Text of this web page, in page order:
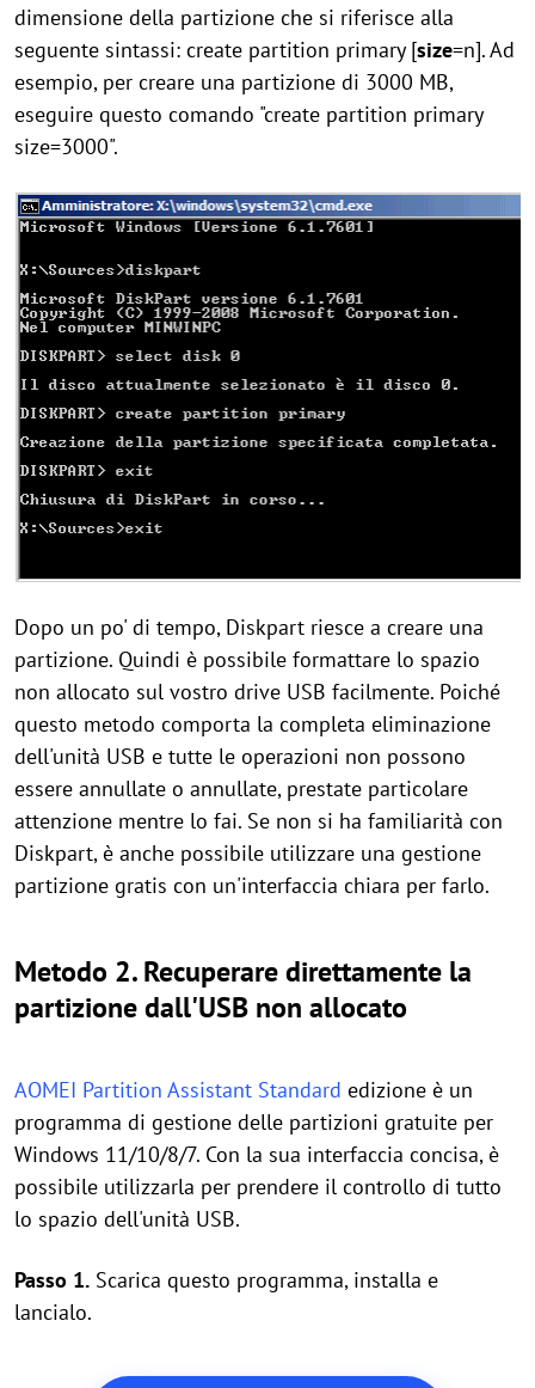
dimensione della partizione che si riferisce alla
seguente sintassi: create partition primary [size=n]. Ad
esempio, per creare una partizione di 3000 MB,
eseguire questo comando "create partition primary
size=3000".
Dopo un po' di tempo, Diskpart riesce a creare una
partizione. Quindi è possibile formattare lo spazio
non allocato sul vostro drive USB facilmente. Poiché
questo metodo comporta la completa eliminazione
dell'unità USB e tutte le operazioni non possono
essere annullate o annullate, prestate particolare
attenzione mentre lo fai. Se non si ha familiarità con
Diskpart, è anche possibile utilizzare una gestione
partizione gratis con un'interfaccia chiara per farlo.
Metodo 2. Recuperare direttamente la
partizione dall'USB non allocato
AOMEI Partition Assistant Standard edizione è un
programma di gestione delle partizioni gratuite per
Windows 11/10/8/7. Con la sua interfaccia concisa, è
possibile utilizzarla per prendere il controllo di tutto
lo spazio dell'unità USB.
Passo 1. Scarica questo programma, installa e
lancialo.